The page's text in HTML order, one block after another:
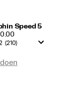
Speed 5
(210)